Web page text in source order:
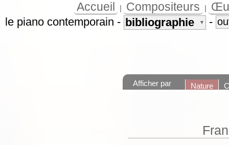
Accueil Compositeurs
Afficher par Nature
le piano contemporain - bibliographie ▼ -